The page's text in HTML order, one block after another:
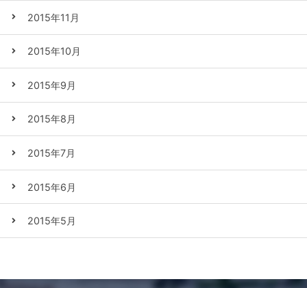
2015年11月
2015年10月
2015年9月
2015年8月
2015年7月
2015年6月
2015年5月